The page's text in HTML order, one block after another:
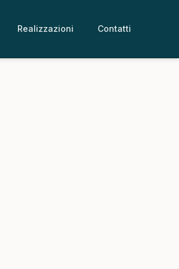
Realizzazioni Contatti